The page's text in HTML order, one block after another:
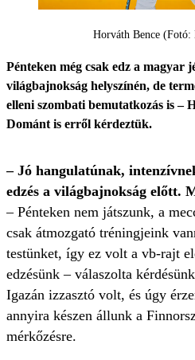
Horváth Bence (Fotó:
Pénteken még csak edz a magyar
világbajnokság helyszínén, de
elleni szombati bemutatkozás is –
Dománt is erről kérdeztük.
– Jó hangulatúnak,
edzés a világbajnokság előtt.
– Pénteken nem játszunk, a
csak átmozgató tréningjeink
testünket, így ez volt a vb-rajt
edzésünk – válaszolta
Igazán izzasztó volt, és úgy
annyira készen állunk a
mérkőzésre.